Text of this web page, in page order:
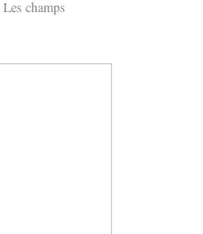
Les champs